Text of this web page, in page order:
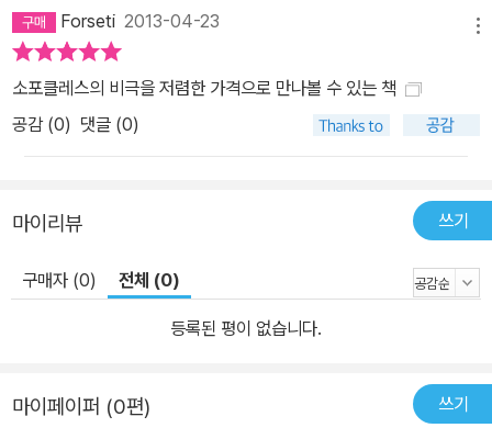
Forseti 2013-04-23
소포클레스의 비극을 저렴한 가격으로 만나볼 수 있는 책
공감 (0) 댓글 (0)
마이리뷰 쓰기
구매자 (0) 전체 (0)
등록된 평이 없습니다.
마이페이퍼 (0편) 쓰기